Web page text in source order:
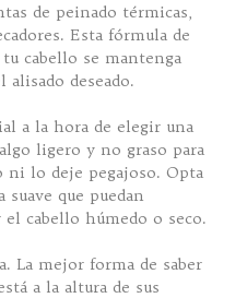
de peinado térmicas,
Esta fórmula de
cabello se mantenga
deseado.
a la hora de elegir una
ligero y no graso para
ni lo deje pegajoso. Opta
que puedan
cabello húmedo o seco.
La mejor forma de saber
a la altura de sus